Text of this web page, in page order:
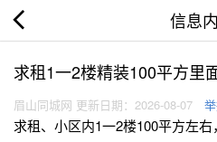
信息
求租1一2楼精装100平方里
眉山同城网 更新日期：2026-08-07
求租、小区内1一2楼100平方左